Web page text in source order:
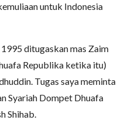
untuk Indonesia
ditugaskan mas Zaim
Republika ketika itu)
Tugas saya meminta
Syariah Dompet Dhuafa
Shihab.